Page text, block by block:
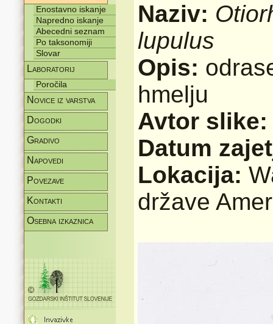
Enostavno iskanje
Napredno iskanje
Abecedni seznam
Po taksonomiji
Slovar
Laboratorij
Poročila
Novice iz varstva
Dogodki
Gradivo
Napovedi
Povezave
Kontakti
Osebna izkaznica
Naziv:
lupulus
Opis:
hmelju
Avtor
Datum
Lokacija:
države